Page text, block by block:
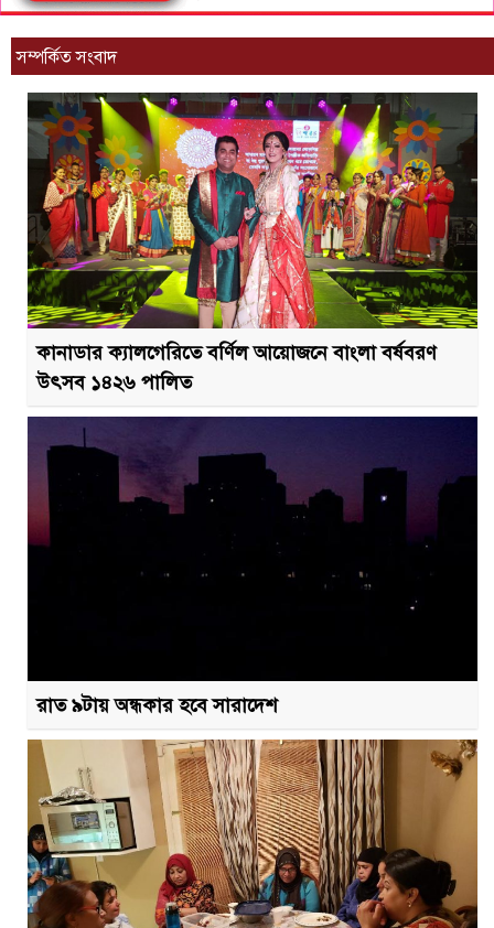
সম্পর্কিত সংবাদ
কানাডার ক্যালগেরিতে বর্ণিল আয়োজনে বাংলা বর্ষবরণ
উৎসব ১৪২৬ পালিত
রাত ৯টায় অন্ধকার হবে সারাদেশ